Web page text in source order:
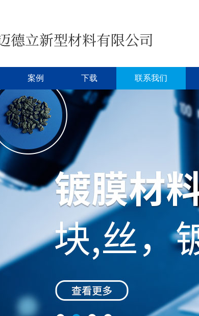
案例 下载 联系我们